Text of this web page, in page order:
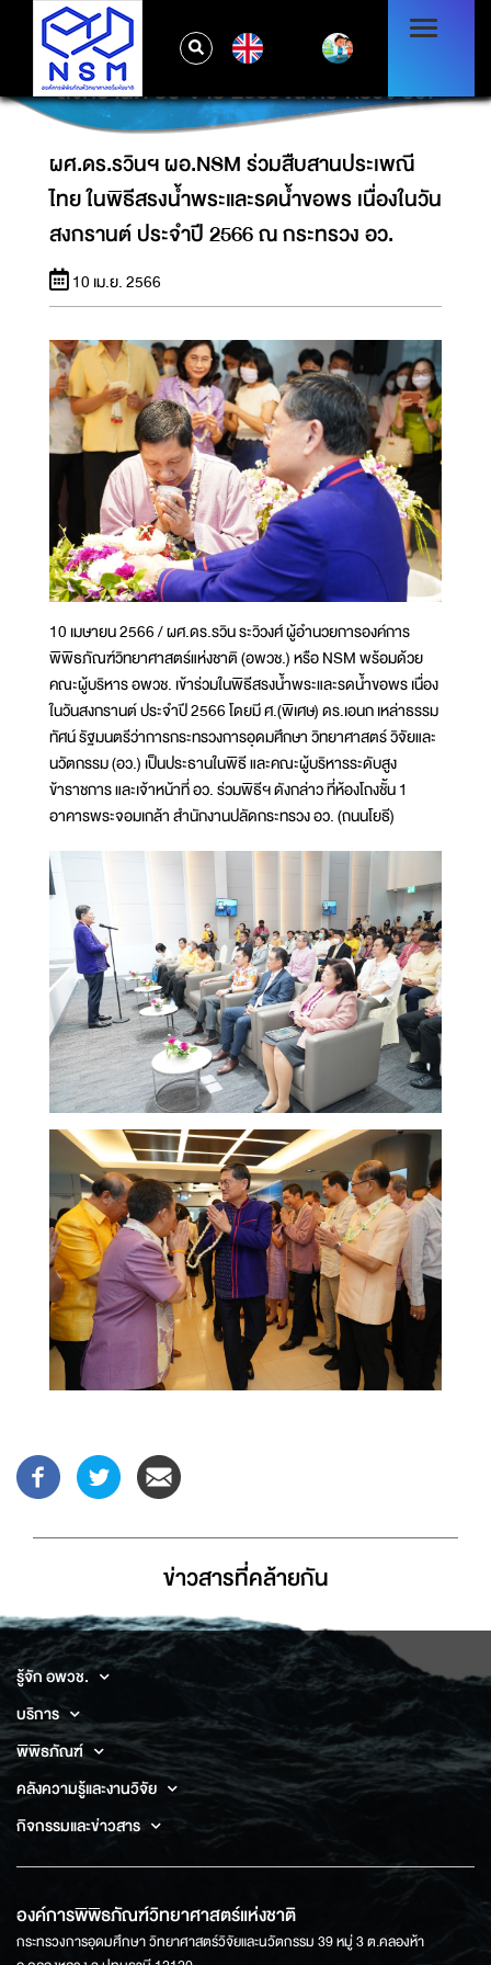
ผศ.ดร.รวินฯ ผอ.NSM ร่วมสืบสานประเพณีไทย
ในพิธีสรงน้ำพระและรดน้ำขอพร เนื่องในวัน
สงกรานต์ ประจำปี 2566 ณ กระทรวง อว.
ผศ.ดร.รวินฯ ผอ.NSM ร่วมสืบสานประเพณี
ไทย ในพิธีสรงน้ำพระและรดน้ำขอพร เนื่องในวัน
สงกรานต์ ประจำปี 2566 ณ กระทรวง อว.
10 เม.ย. 2566
10 เมษายน 2566 / ผศ.ดร.รวิน ระวิวงศ์ ผู้อำนวยการองค์การ
พิพิธภัณฑ์วิทยาศาสตร์แห่งชาติ (อพวช.) หรือ NSM พร้อมด้วย
คณะผู้บริหาร อพวช. เข้าร่วมในพิธีสรงน้ำพระและรดน้ำขอพร เนื่อง
ในวันสงกรานต์ ประจำปี 2566 โดยมี ศ.(พิเศษ) ดร.เอนก เหล่าธรรม
ทัศน์ รัฐมนตรีว่าการกระทรวงการอุดมศึกษา วิทยาศาสตร์ วิจัยและ
นวัตกรรม (อว.) เป็นประธานในพิธี และคณะผู้บริหารระดับสูง
ข้าราชการ และเจ้าหน้าที่ อว. ร่วมพิธีฯ ดังกล่าว ที่ห้องโถงชั้น 1
อาคารพระจอมเกล้า สำนักงานปลัดกระทรวง อว. (ถนนโยธี)
ข่าวสารที่่คล้ายกัน
รู้จัก อพวช.
บริการ
พิพิธภัณฑ์
คลังความรู้และงานวิจัย
กิจกรรมและข่าวสาร
องค์การพิพิธภัณฑ์วิทยาศาสตร์แห่งชาติ
กระทรวงการอุดมศึกษา วิทยาศาสตร์วิจัยและนวัตกรรม 39 หมู่ 3 ต.คลองห้า